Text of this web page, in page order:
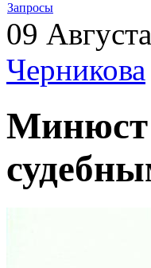
Запросы
09
Черникова
Минюст